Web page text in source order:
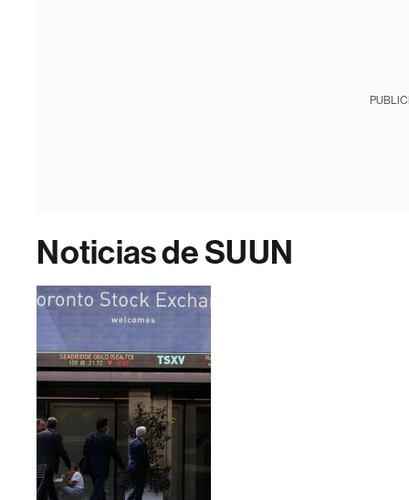
Noticias de SUUN